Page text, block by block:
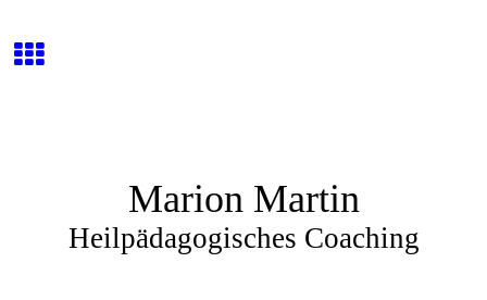
Marion Martin
Heilpädagogisches Coaching